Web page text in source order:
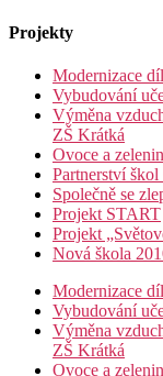
Projekty
Modernizace
Vybudování
Výměna
ZŠ Krátká
Ovoce a
Partnerství
Společně se
Projekt START
Projekt
Nová škola
Modernizace
Vybudování
Výměna
ZŠ Krátká
Ovoce a